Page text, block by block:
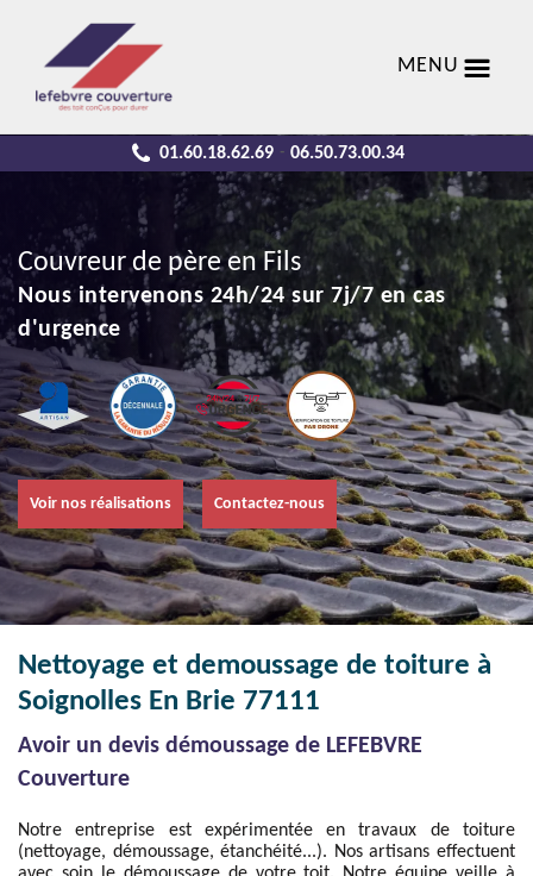
MENU
01.60.18.62.69 - 06.50.73.00.34
Couvreur de père en Fils
Nous intervenons 24h/24 sur 7j/7 en cas
d'urgence
Voir nos réalisations Contactez-nous
Nettoyage et demoussage de toiture à
Soignolles En Brie 77111
Avoir un devis démoussage de LEFEBVRE
Couverture
Notre entreprise est expérimentée en travaux de toiture
(nettoyage, démoussage, étanchéité...). Nos artisans effectuent